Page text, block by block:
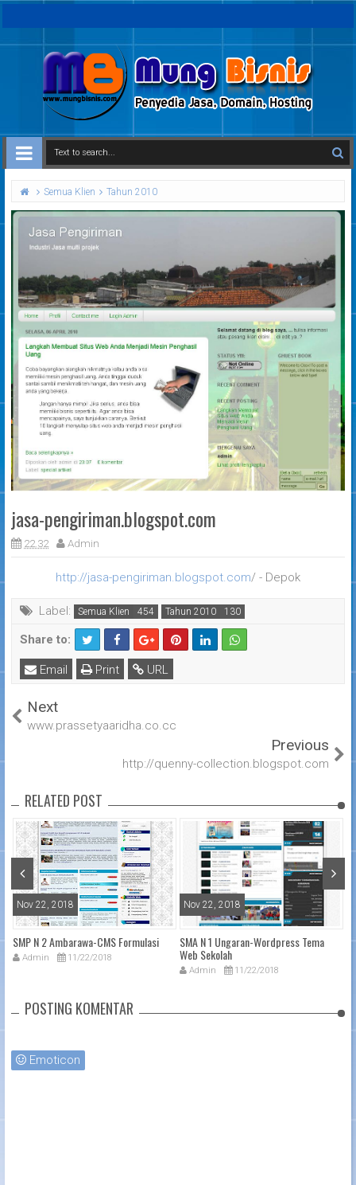
Semua Klien Tahun 2010
jasa-pengiriman.blogspot.com
22.32 Admin
http://jasa-pengiriman.blogspot.com/ - Depok
Label: Semua Klien Tahun 2010
Share to:
URL
Print
Email
Next
www.prassetyaaridha.co.cc
Previous
http://quenny-collection.blogspot.com
RELATED POST
Nov 22, 2018
SMP N 2 Ambarawa-CMS Formulasi
Admin 11/22/2018
Nov 22, 2018
SMA N 1 Ungaran-Wordpress Tema
Web Sekolah
Admin 11/22/2018
POSTING KOMENTAR
Emoticon